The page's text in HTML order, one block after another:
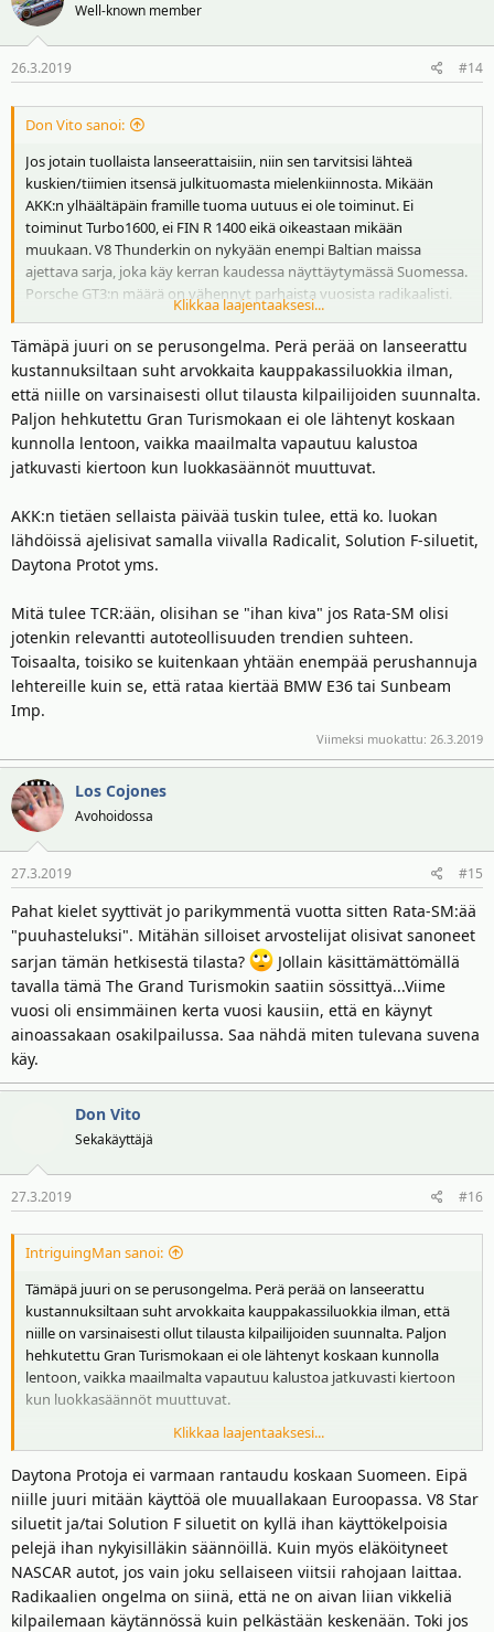
Well-known member
26.3.2019 #14
Don Vito sanoi:
Jos jotain tuollaista lanseerattaisiin, niin sen tarvitsisi lähteä
kuskien/tiimien itsensä julkituomasta mielenkiinnosta. Mikään
AKK:n ylhäältäpäin framille tuoma uutuus ei ole toiminut. Ei
toiminut Turbo1600, ei FIN R 1400 eikä oikeastaan mikään
muukaan. V8 Thunderkin on nykyään enempi Baltian maissa
ajettava sarja, joka käy kerran kaudessa näyttäytymässä Suomessa.
Porsche GT3:n määrä on vähennyt parhaista vuosista radikaalisti.
Viime suvena taisi jossain kisassa olla kolme tai neljä autoa viivalla.
Parempi kuin AKK antaisi kaikkien kukkien kukkia eikä olisi joka
käänteessä pistämässä kapuloita rattaisiin mm. teknisillä
rajoituksilla.
Klikkaa laajentaaksesi...
Tämäpä juuri on se perusongelma. Perä perää on lanseerattu
kustannuksiltaan suht arvokkaita kauppakassiluokkia ilman,
että niille on varsinaisesti ollut tilausta kilpailijoiden suunnalta.
Paljon hehkutettu Gran Turismokaan ei ole lähtenyt koskaan
kunnolla lentoon, vaikka maailmalta vapautuu kalustoa
jatkuvasti kiertoon kun luokkasäännöt muuttuvat.
AKK:n tietäen sellaista päivää tuskin tulee, että ko. luokan
lähdöissä ajelisivat samalla viivalla Radicalit, Solution F-siluetit,
Daytona Protot yms.
Mitä tulee TCR:ään, olisihan se "ihan kiva" jos Rata-SM olisi
jotenkin relevantti autoteollisuuden trendien suhteen.
Toisaalta, toisiko se kuitenkaan yhtään enempää perushannuja
lehtereille kuin se, että rataa kiertää BMW E36 tai Sunbeam
Imp.
Viimeksi muokattu: 26.3.2019
Los Cojones
Avohoidossa
27.3.2019 #15
Pahat kielet syyttivät jo parikymmentä vuotta sitten Rata-SM:ää
"puuhasteluksi". Mitähän silloiset arvostelijat olisivat sanoneet
sarjan tämän hetkisestä tilasta?
Jollain käsittämättömällä
tavalla tämä The Grand Turismokin saatiin sössittyä...Viime
vuosi oli ensimmäinen kerta vuosi kausiin, että en käynyt
ainoassakaan osakilpailussa. Saa nähdä miten tulevana suvena
käy.
Don Vito
Sekakäyttäjä
27.3.2019 #16
IntriguingMan sanoi:
Tämäpä juuri on se perusongelma. Perä perää on lanseerattu
kustannuksiltaan suht arvokkaita kauppakassiluokkia ilman, että
niille on varsinaisesti ollut tilausta kilpailijoiden suunnalta. Paljon
hehkutettu Gran Turismokaan ei ole lähtenyt koskaan kunnolla
lentoon, vaikka maailmalta vapautuu kalustoa jatkuvasti kiertoon
kun luokkasäännöt muuttuvat.
AKK:n tietäen sellaista päivää tuskin tulee, että ko. luokan lähdöissä
ajelisivat samalla viivalla Radicalit, Solution F-siluetit, Daytona Protot
yms.
Mitä tulee TCR:ään, olisihan se "ihan kiva" jos Rata-SM olisi jotenkin
relevantti autoteollisuuden trendien suhteen. Toisaalta, toisiko se
kuitenkaan yhtään enempää perushannuja lehtereille kuin se, että
rataa kiertää BMW E36 tai Sunbeam Imp.
Klikkaa laajentaaksesi...
Daytona Protoja ei varmaan rantaudu koskaan Suomeen. Eipä
niille juuri mitään käyttöä ole muuallakaan Euroopassa. V8 Star
siluetit ja/tai Solution F siluetit on kyllä ihan käyttökelpoisia
pelejä ihan nykyisilläkin säännöillä. Kuin myös eläköityneet
NASCAR autot, jos vain joku sellaiseen viitsii rahojaan laittaa.
Radikaalien ongelma on siinä, että ne on aivan liian vikkeliä
kilpailemaan käytännössä kuin pelkästään keskenään. Toki jos